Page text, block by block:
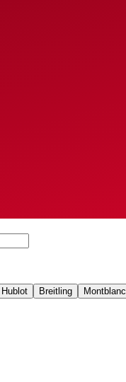
Hublot Breitling Montblanc